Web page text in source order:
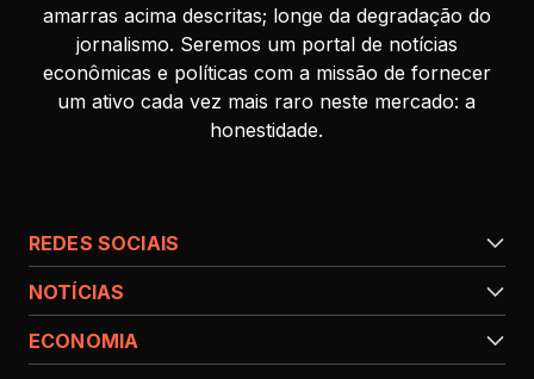
amarras acima descritas; longe da degradação do
jornalismo. Seremos um portal de notícias
econômicas e políticas com a missão de fornecer
um ativo cada vez mais raro neste mercado: a
honestidade.
REDES SOCIAIS
NOTÍCIAS
ECONOMIA